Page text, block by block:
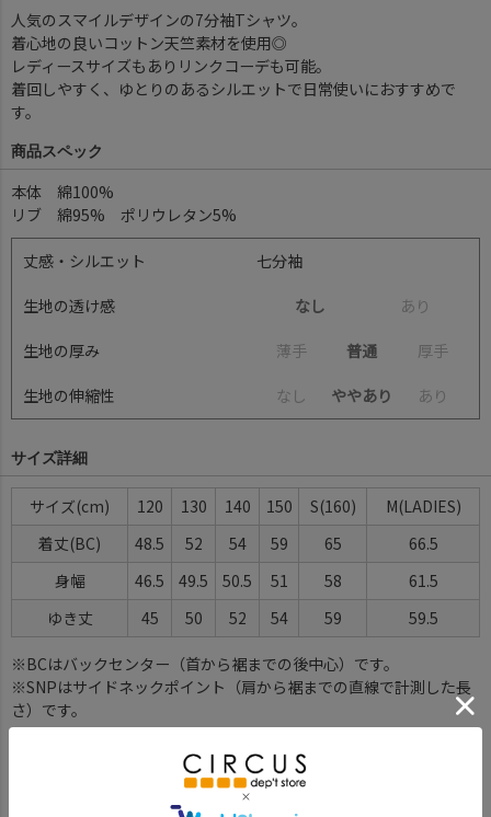
人気のスマイルデザインの7分袖Tシャツ。
着心地の良いコットン天竺素材を使用◎
レディースサイズもありリンクコーデも可能。
着回しやすく、ゆとりのあるシルエットで日常使いにおすすめで
す。
商品スペック
本体 綿100%
リブ 綿95% ポリウレタン5%
丈感・シルエット 七分袖
生地の透け感 なし あ り
生地の厚み 薄手 普通 厚手
生地の伸縮性 な し ややあり あ り
サイズ詳細
サイズ(cm) 120 130 140 150 S(160)
M(LADIES)
着丈(BC)
48.5 52 54 59 65
66.5
身幅
46.5 49.5 50.5 51 58
61.5
ゆき丈
45 50 52 54 59 59.5
※BCはバックセンター（首から裾までの後中心）です。
※SNPはサイドネックポイント（肩から裾までの直線で計測した長
さ）です。